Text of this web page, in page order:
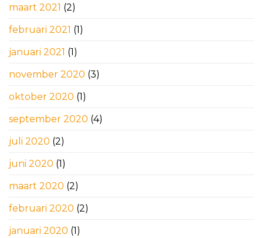
maart 2021 (2)
februari 2021 (1)
januari 2021 (1)
november 2020 (3)
oktober 2020 (1)
september 2020 (4)
juli 2020 (2)
juni 2020 (1)
maart 2020 (2)
februari 2020 (2)
januari 2020 (1)